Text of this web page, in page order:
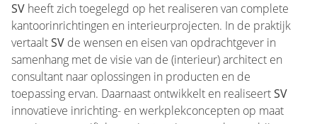
SV heeft zich toegelegd op het realiseren van complete
kantoorinrichtingen en interieurprojecten. In de praktijk
vertaaltSV de wensen en eisen van opdrachtgever in
samenhang met de visie van de (interieur) architect en
consultant naar oplossingen in producten en de
toepassing ervan. Daarnaast ontwikkelt en realiseertSV
innovatieve inrichting- en werkplekconcepten op maat